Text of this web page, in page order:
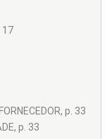
17
p. 33
p. 33